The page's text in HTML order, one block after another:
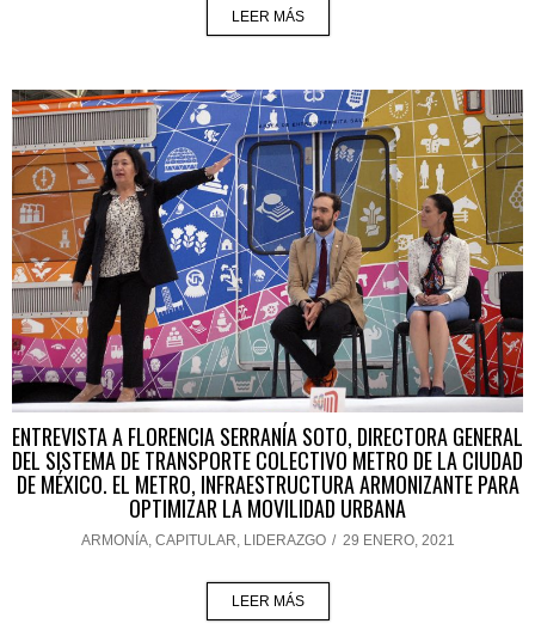
LEER MÁS
ENTREVISTA A FLORENCIA SERRANÍA SOTO, DIRECTORA GENERAL
DEL SISTEMA DE TRANSPORTE COLECTIVO METRO DE LA CIUDAD
DE MÉXICO. EL METRO, INFRAESTRUCTURA ARMONIZANTE PARA
OPTIMIZAR LA MOVILIDAD URBANA
ARMONÍA, CAPITULAR LIDERAZGO / 29 ENERO, 2021
LEER MÁS